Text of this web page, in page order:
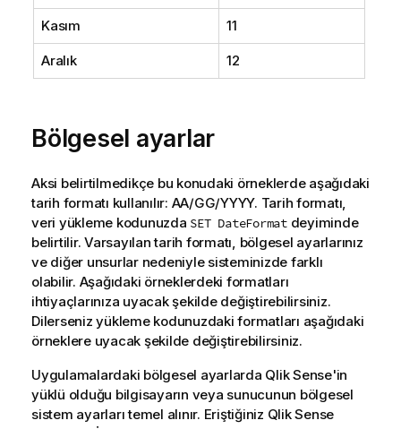
Kasım 11
Aralık 12
Bölgesel ayarlar
Aksi belirtilmedikçe bu konudaki örneklerde aşağıdaki
tarih formatı kullanılır: AA/GG/YYYY. Tarih formatı,
veri yükleme kodunuzda SET DateFormatdeyiminde
belirtilir. Varsayılan tarih formatı, bölgesel ayarlarınız
ve diğer unsurlar nedeniyle sisteminizde farklı
olabilir. Aşağıdaki örneklerdeki formatları
ihtiyaçlarınıza uyacak şekilde değiştirebilirsiniz.
Dilerseniz yükleme kodunuzdaki formatları aşağıdaki
örneklere uyacak şekilde değiştirebilirsiniz.
Uygulamalardaki bölgesel ayarlarda Qlik Sense'in
yüklü olduğu bilgisayarın veya sunucunun bölgesel
sistem ayarları temel alınır. Eriştiğiniz Qlik Sense